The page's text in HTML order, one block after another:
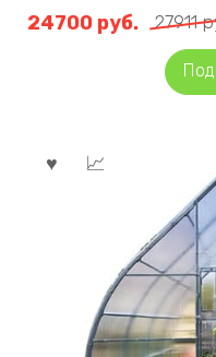
27911
24700 руб.